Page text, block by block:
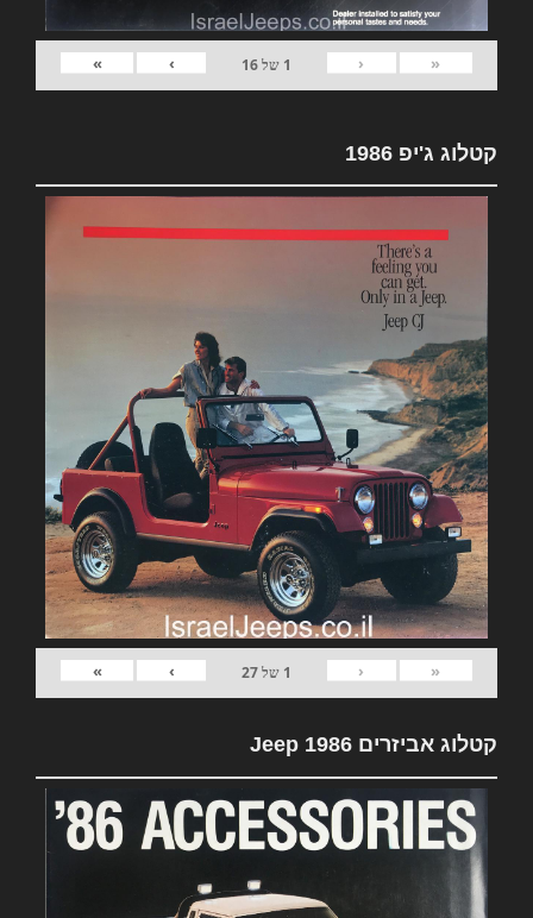
«
‹
1 של16
›
»
קטלוג ג'יפ 1986
«
‹
1 של27
›
»
קטלוג אביזרים Jeep 1986